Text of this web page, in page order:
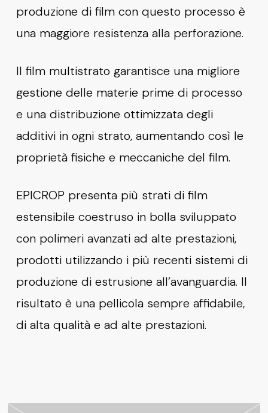
produzione di film con questo processo è
una maggiore resistenza alla perforazione.
Il film multistrato garantisce una migliore
gestione delle materie prime di processo
e una distribuzione ottimizzata degli
additivi in ogni strato, aumentando così le
proprietà fisiche e meccaniche del film.
EPICROP presenta più strati di film
estensibile coestruso in bolla sviluppato
con polimeri avanzati ad alte prestazioni,
prodotti utilizzando i più recenti sistemi di
produzione di estrusione all’avanguardia. Il
risultato è una pellicola sempre affidabile,
di alta qualità e ad alte prestazioni.